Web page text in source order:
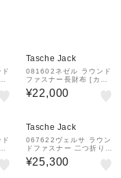
Tasche Jack
081602ネゼル ラウンド
ファスナー長財布 [カス
テルバジャック][CASTE
LBAJAC]
¥22,000
Tasche Jack
067622ヴェルサ ラウン
ドファスナー 二つ折り財
布 [カステルバジャック]
[CASTELBAJAC]
¥25,300